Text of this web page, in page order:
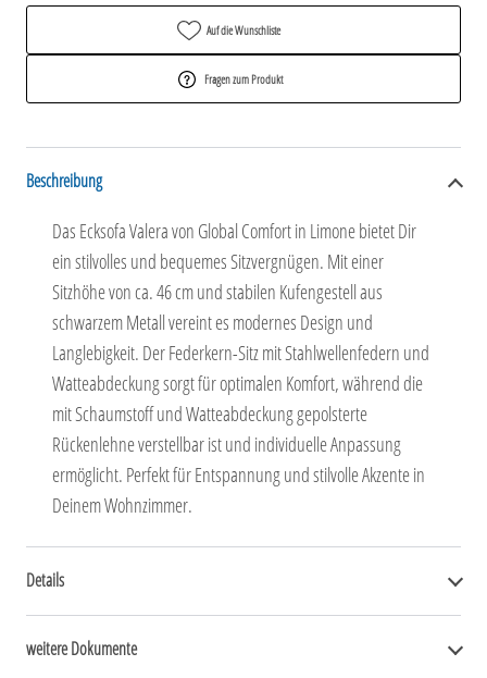
Auf die Wunschliste
Fragen zum Produkt
Beschreibung
Das Ecksofa Valera von Global Comfort in Limone bietet Dir
ein stilvolles und bequemes Sitzvergnügen. Mit einer
Sitzhöhe von ca. 46 cm und stabilen Kufengestell aus
schwarzem Metall vereint es modernes Design und
Langlebigkeit. Der Federkern-Sitz mit Stahlwellenfedern und
Watteabdeckung sorgt für optimalen Komfort, während die
mit Schaumstoff und Watteabdeckung gepolsterte
Rückenlehne verstellbar ist und individuelle Anpassung
ermöglicht. Perfekt für Entspannung und stilvolle Akzente in
Deinem Wohnzimmer.
Details
weitere Dokumente